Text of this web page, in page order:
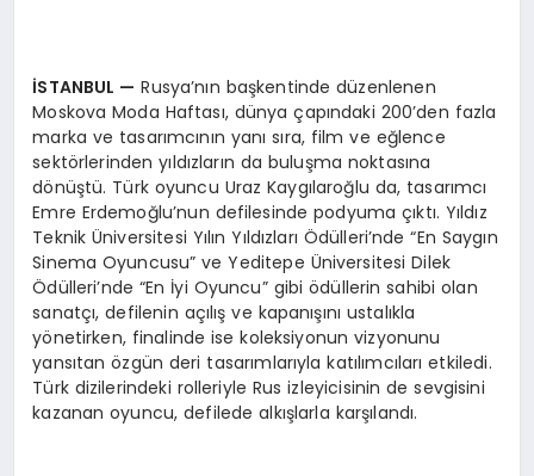
İSTANBUL — Rusya’nın başkentinde düzenlenen
Moskova Moda Haftası, dünya çapındaki 200’den fazla
marka ve tasarımcının yanı sıra, film ve eğlence
sektörlerinden yıldızların da buluşma noktasına
dönüştü. Türk oyuncu Uraz Kaygılaroğlu da, tasarımcı
Emre Erdemoğlu’nun defilesinde podyuma çıktı. Yıldız
Teknik Üniversitesi Yılın Yıldızları Ödülleri’nde “En Saygın
Sinema Oyuncusu” ve Yeditepe Üniversitesi Dilek
Ödülleri’nde “En İyi Oyuncu” gibi ödüllerin sahibi olan
sanatçı, defilenin açılış ve kapanışını ustalıkla
yönetirken, finalinde ise koleksiyonun vizyonunu
yansıtan özgün deri tasarımlarıyla katılımcıları etkiledi.
Türk dizilerindeki rolleriyle Rus izleyicisinin de sevgisini
kazanan oyuncu, defilede alkışlarla karşılandı.